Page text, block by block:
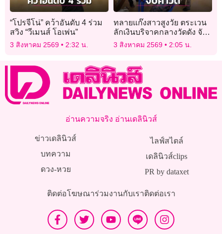
“โปรจีโน่” คว้าอันดับ 4 ร่วม
สวิง “วีเมนส์ โอเพ่น”
3 สิงหาคม 2569 2:32 น.
ทลายแก๊งสาวสูงวัย ตระเวน
ลักเงินบริจาคกลางวัดดัง จับ
ได้ 1 อีก 2 หนีทัน
3 สิงหาคม 2569 2:05 น.
อ่านความจริง อ่านเดลินิวส์
ข่าวเดลินิวส์
บทความ
ดวง-หวย
ไลฟ์สไตล์
เดลินิวส์clips
PR by dataxet
ติดต่อโฆษณาร่วมงานกับเราติดต่อเรา